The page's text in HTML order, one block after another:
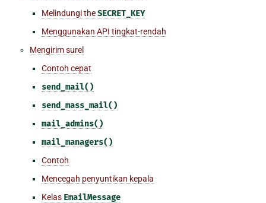
Melindungi theSECRET_KEY
Menggunakan API tingkat-rendah
Mengirim surel
Contoh cepat
send_mail()
send_mass_mail()
mail_admins()
mail_managers()
Contoh
Mencegah penyuntikan kepala
Kelas EmailMessage